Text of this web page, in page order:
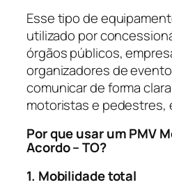
Esse tipo de
utilizado por
órgãos públicos,
organizadores de
comunicar de forma
motoristas e pedestres,
Por que usar um PMV
Acordo – TO?
1. Mobilidade total